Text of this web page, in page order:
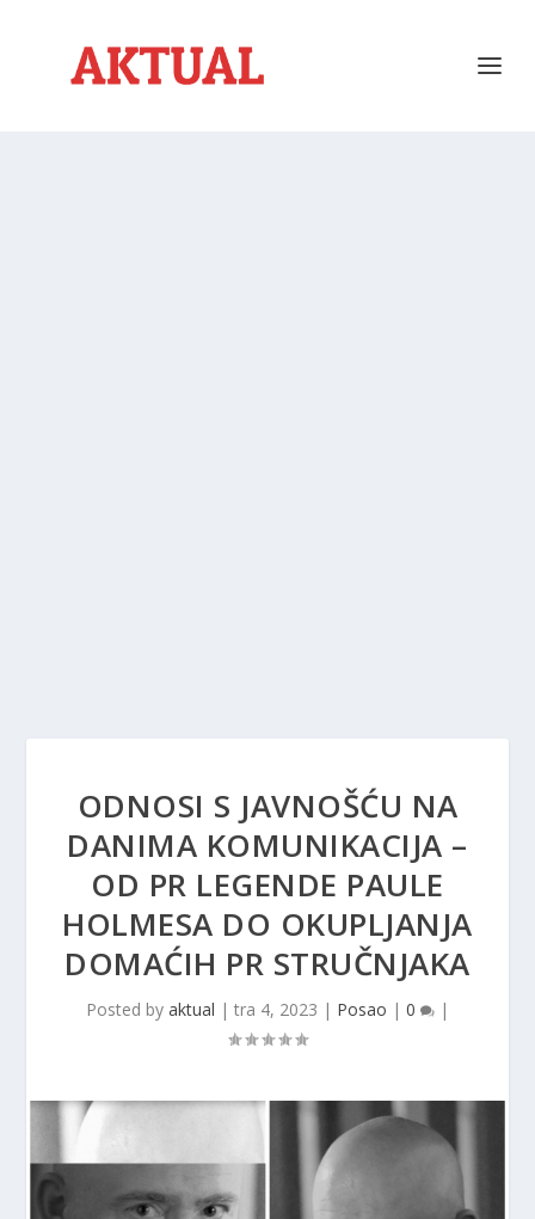
ODNOSI S JAVNOŠĆU NA
DANIMA KOMUNIKACIJA –
OD PR LEGENDE PAULE
HOLMESA DO OKUPLJANJA
DOMAĆIH PR STRUČNJAKA
Posted by aktual | tra 4, 2023 | Posao | 0 |